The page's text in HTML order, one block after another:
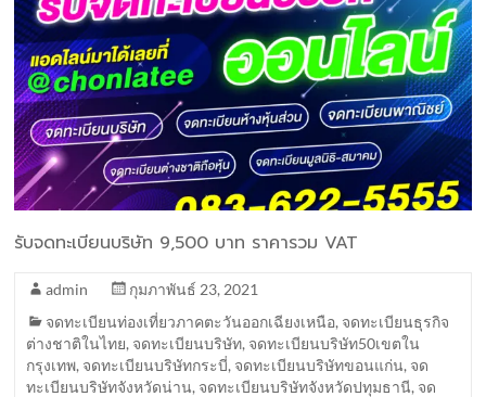
รับจดทะเบียนบริษัท 9,500 บาท ราคารวม VAT
admin
กุมภาพันธ์ 23, 2021
จดทะเบียนท่องเที่ยวภาคตะวันออกเฉียงเหนือ, จดทะเบียนธุรกิจ
ต่างชาติในไทย, จดทะเบียนบริษัท, จดทะเบียนบริษัท50เขตใน
กรุงเทพ, จดทะเบียนบริษัทกระบี่, จดทะเบียนบริษัทขอนแก่น, จด
ทะเบียนบริษัทจังหวัดน่าน, จดทะเบียนบริษัทจังหวัดปทุมธานี, จด